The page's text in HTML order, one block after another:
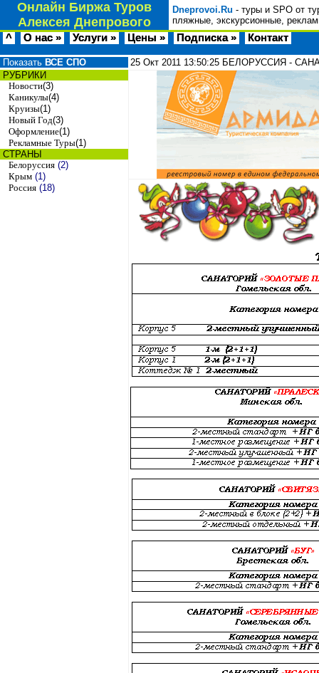
Онлайн Биржа Туров
Алексея Днепрового
Dneprovoi.Ru - туры и SPO от
пляжные, экскурсионные,
^ О нас » Услуги » Цены » Подписка » Контакт
Показать ВСЕ СПО
РУБРИКИ
Новости(3)
Каникулы(4)
Круизы(1)
Новый Год(3)
Оформление(1)
Рекламные Туры(1)
СТРАНЫ
Белоруссия (2)
Крым (1)
Россия (18)
25 Окт 2011 13:50:25 БЕЛОРУССИЯ -